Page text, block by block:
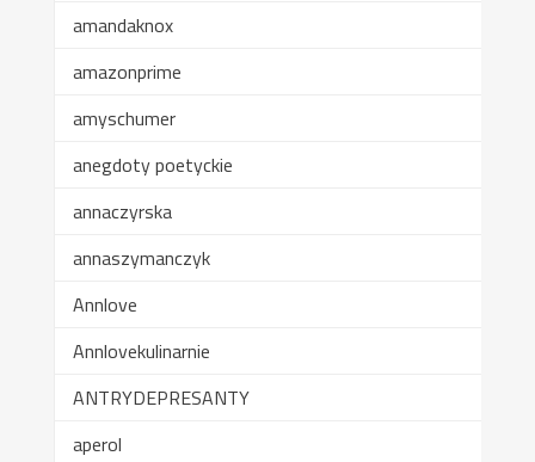
amandaknox
amazonprime
amyschumer
anegdoty poetyckie
annaczyrska
annaszymanczyk
Annlove
Annlovekulinarnie
ANTRYDEPRESANTY
aperol